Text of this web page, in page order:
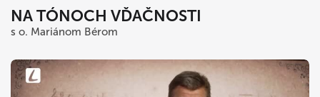
NA TÓNOCH VĎAČNOSTI
s o. Mariánom Bérom